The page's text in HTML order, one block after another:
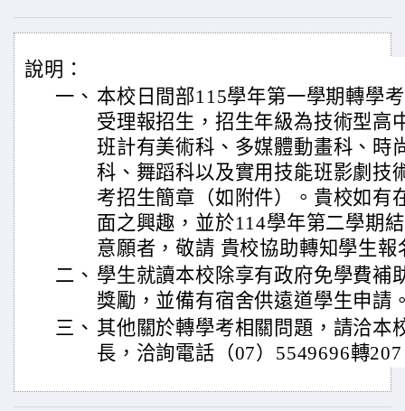
說明：
一、 本校日間部115學年第一學期轉學
受理報招生，招生年級為技術型高
班計有美術科、多媒體動畫科、時
科、舞蹈科以及實用技能班影劇技
考招生簡章（如附件）。貴校如有
面之興趣，並於114學年第二學期
意願者，敬請 貴校協助轉知學生報
二、 學生就讀本校除享有政府免學費補
獎勵，並備有宿舍供遠道學生申請
三、 其他關於轉學考相關問題，請洽本
長，洽詢電話（07）5549696轉